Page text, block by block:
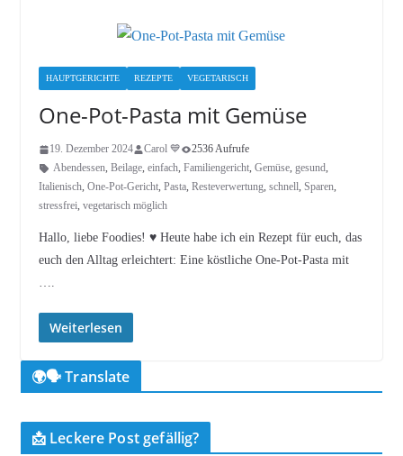
HAUPTGERICHTE REZEPTE VEGETARISCH
One-Pot-Pasta mit Gemüse
19. Dezember 2024 Carol 💙
2536 Aufrufe
Abendessen, Beilage, einfach, Familiengericht, Gemüse, gesund,
Italienisch, One-Pot-Gericht, Pasta, Resteverwertung, schnell, Sparen,
stressfrei, vegetarisch möglich
Hallo, liebe Foodies! ♥︎ Heute habe ich ein Rezept für euch, das
euch den Alltag erleichtert: Eine köstliche One-Pot-Pasta mit
….
Weiterlesen
🌍🗣️ Translate
📩 Leckere Post gefällig?